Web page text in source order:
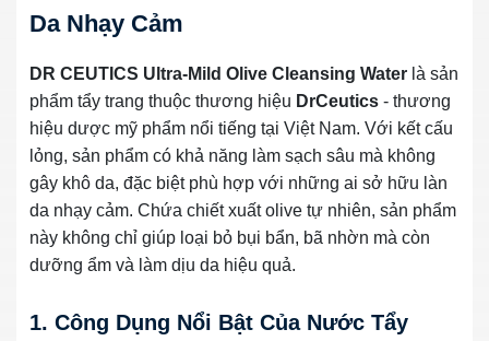
Da Nhạy Cảm
DR CEUTICS Ultra-Mild Olive Cleansing Water là sản
phẩm tẩy trang thuộc thương hiệu DrCeutics - thương
hiệu dược mỹ phẩm nổi tiếng tại Việt Nam. Với kết cấu
lỏng, sản phẩm có khả năng làm sạch sâu mà không
gây khô da, đặc biệt phù hợp với những ai sở hữu làn
da nhạy cảm. Chứa chiết xuất olive tự nhiên, sản phẩm
này không chỉ giúp loại bỏ bụi bẩn, bã nhờn mà còn
dưỡng ẩm và làm dịu da hiệu quả.
1. Công Dụng Nổi Bật Của Nước Tẩy